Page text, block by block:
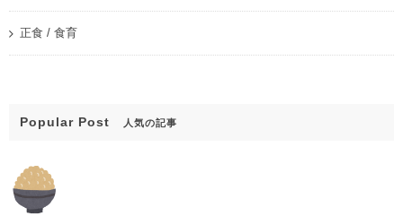
正食 / 食育
Popular Post 人気の記事